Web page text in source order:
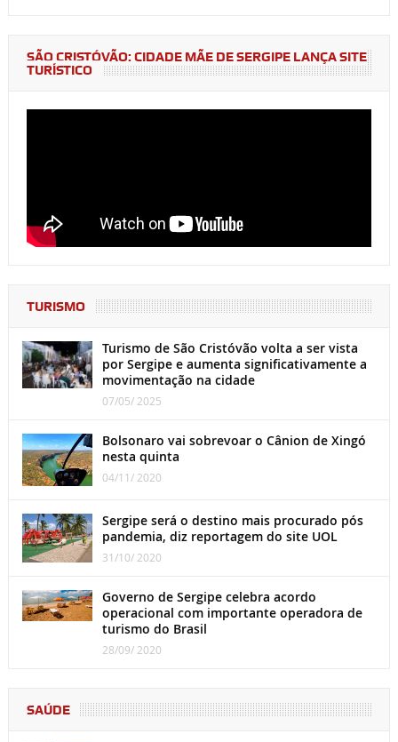
SÃO CRISTÓVÃO: CIDADE MÃE DE SERGIPE LANÇA SITE
TURÍSTICO
TURISMO
Turismo de São Cristóvão volta a ser vista
por Sergipe e aumenta significativamente a
movimentação na cidade
07/05/ 2025
Bolsonaro vai sobrevoar o Cânion de Xingó
nesta quinta
04/11/ 2020
Sergipe será o destino mais procurado pós
pandemia, diz reportagem do site UOL
31/10/ 2020
Governo de Sergipe celebra acordo
operacional com importante operadora de
turismo do Brasil
28/09/ 2020
SAÚDE